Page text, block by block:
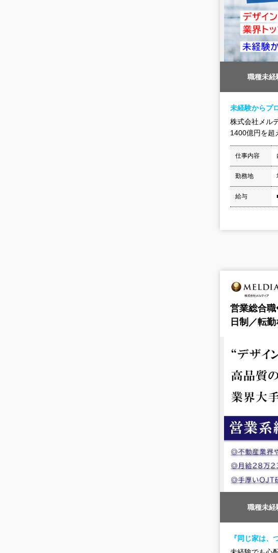
職種未経
未経験からプ
株式会社メル
1400億円を超
仕事内容
勤務地
給与
営業総合
日制／転
職種未経
『同じ家は